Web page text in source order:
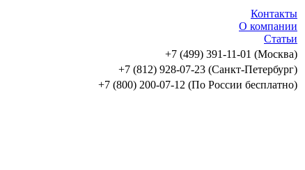
Контакты
О компании
Статьи
+7 (499) 391-11-01 (Москва)
+7 (812) 928-07-23 (Санкт-Петербург)
+7 (800) 200-07-12 (По России бесплатно)